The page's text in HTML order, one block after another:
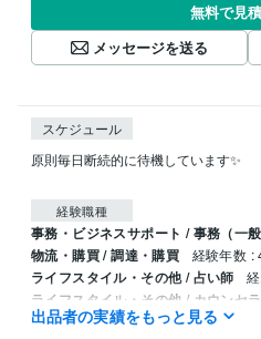
無料で見
メッセージを送る
スケジュール
原則毎日断続的に待機しています✨
経験職種
事務・ビジネスサポート / 事務（一般
物流・購買 / 調達・購買 経験年数 :
ライフスタイル・その他 / 占い師
ライフスタイル・その他 / カウンセ
出品者の実績をもっと見る